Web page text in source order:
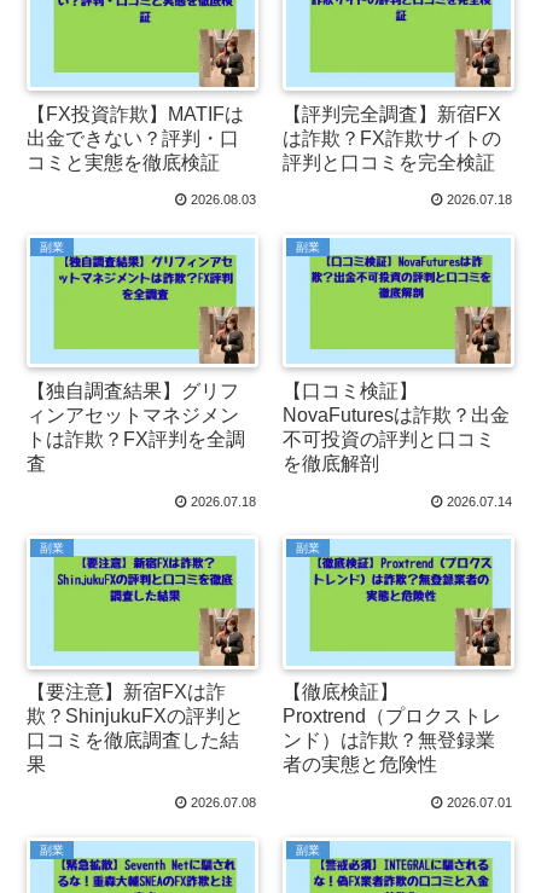
【FX投資詐欺】MATIFは
出金できない？評判・口
コミと実態を徹底検証
2026.08.03
【評判完全調査】新宿FX
は詐欺？FX詐欺サイトの
評判と口コミを完全検証
2026.07.18
副業
【独自調査結果】グリフ
ィンアセットマネジメン
トは詐欺？FX評判を全調
査
2026.07.18
副業
【口コミ検証】
NovaFuturesは詐欺？出金
不可投資の評判と口コミ
を徹底解剖
2026.07.14
副業
【要注意】新宿FXは詐
欺？ShinjukuFXの評判と
口コミを徹底調査した結
果
2026.07.08
副業
【徹底検証】
Proxtrend（プロクストレ
ンド）は詐欺？無登録業
者の実態と危険性
2026.07.01
副業 副業